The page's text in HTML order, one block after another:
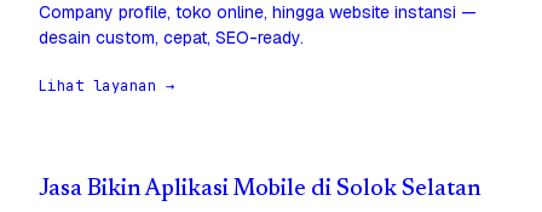
Company profile, toko online, hingga website instansi —
desain custom, cepat, SEO-ready.
Lihat layanan →
Jasa Bikin Aplikasi Mobile di Solok Selatan